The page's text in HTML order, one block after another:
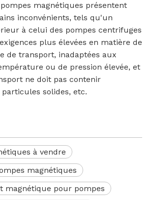
magnétiques présentent
inconvénients, tels qu'un
à celui des pompes centrifuges
plus élevées en matière de
de transport, inadaptées aux
ou de pression élevée, et
ne doit pas contenir
solides, etc.
à vendre
magnétiques
magnétique pour pompes